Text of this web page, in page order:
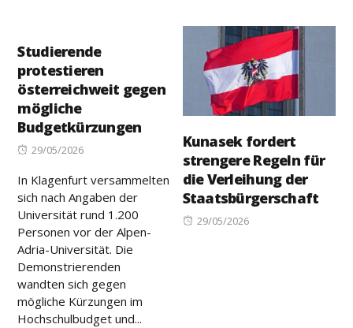
Studierende
protestieren
österreichweit gegen
mögliche
Budgetkürzungen
Posted
29/05/2026
In Klagenfurt versammelten
sich nach Angaben der
Universität rund 1.200
Personen vor der Alpen-
Adria-Universität. Die
Demonstrierenden
wandten sich gegen
mögliche Kürzungen im
Hochschulbudget und...
Kunasek fordert
strengere Regeln für
die Verleihung der
Staatsbürgerschaft
Posted
29/05/2026